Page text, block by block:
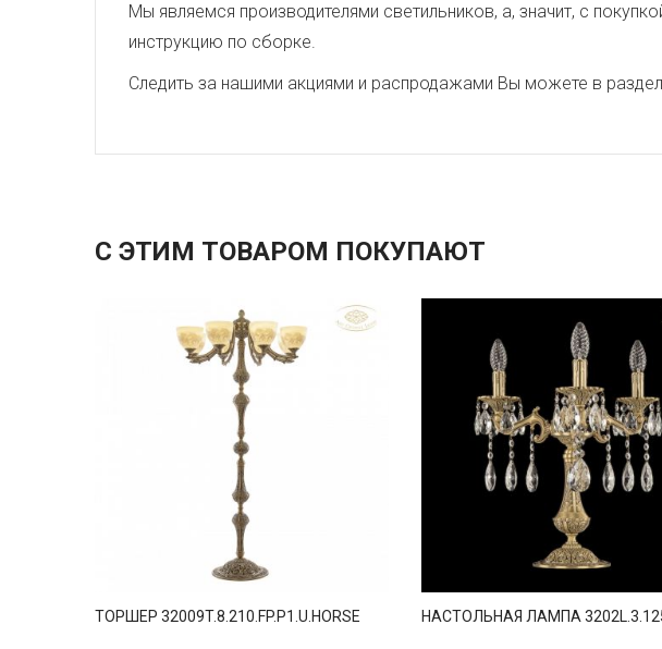
Мы являемся производителями светильников, а, значит, с
инструкцию по сборке.
Следить за нашими акциями и распродажами Вы можете в
С ЭТИМ ТОВАРОМ ПОКУПАЮТ
ТОРШЕР 32009T.8.210.FP.P1.U.HORSE НАСТОЛЬНАЯ ЛАМПА